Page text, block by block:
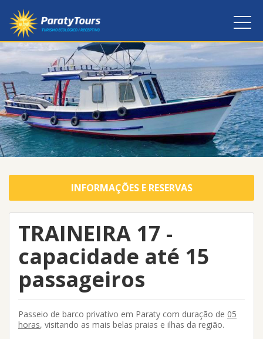
INFORMAÇÕES E RESERVAS
TRAINEIRA 17 -
capacidade até 15
passageiros
Passeio de barco privativo em Paraty com duração de 05
horas, visitando as mais belas praias e ilhas da região.